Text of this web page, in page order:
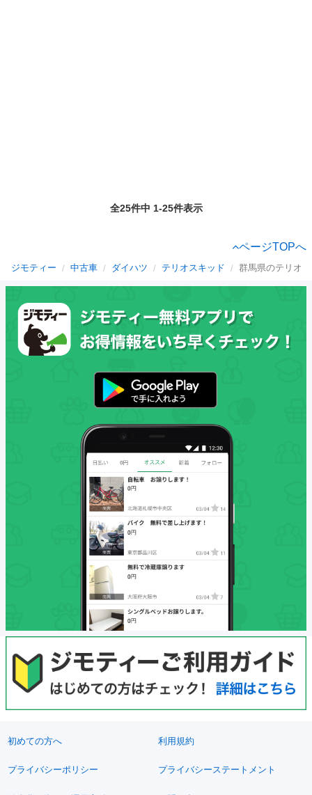
全25件中 1-25件表示
ページTOPへ
ジモティー 中古車 ダイハツ テリオスキッド 群馬県のテリオ
初めての方へ 利用規約
プライバシーポリシー プライバシーステートメント